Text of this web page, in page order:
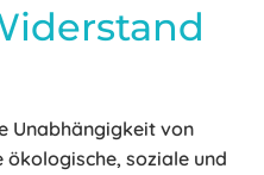
Unabhängigkeit von
soziale und